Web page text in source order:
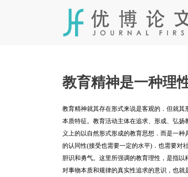
教育精神是一种理
教育精神就其存在形式来说是客观的．但就
本质特征。教育活动主体在追求、形成、弘
义上的以自然形式形成的教育思想．而是一
的认同性(接受也需要一定的水平) ．也需要对
胆识和勇气。这里所强调的教育理性，是指
对事物本质和规律的真实性追求的意识，也